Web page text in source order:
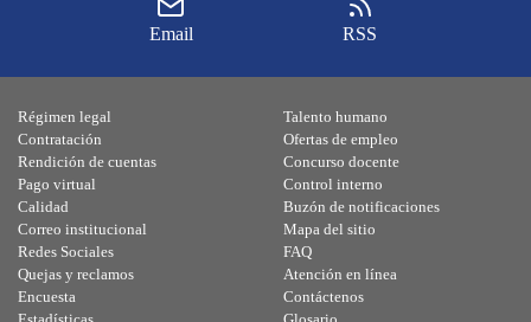
Email RSS
Régimen legal
Contratación
Rendición de cuentas
Pago virtual
Calidad
Talento humano
Ofertas de empleo
Concurso docente
Control interno
Buzón de notificaciones
Correo institucional
Redes Sociales
Quejas y reclamos
Encuesta
Mapa del sitio
FAQ
Atención en línea
Contáctenos